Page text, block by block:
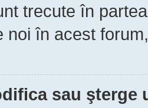
trecute în
noi în acest
sau şterge